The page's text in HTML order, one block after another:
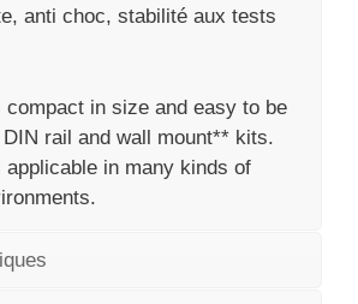
anti choc, stabilité aux tests
compact in size and easy to be
rail and wall mount** kits.
applicable in many kinds of